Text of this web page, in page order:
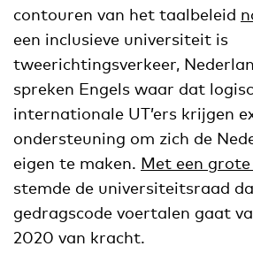
contouren van het taalbeleid
een inclusieve universiteit is
tweerichtingsverkeer,
spreken Engels waar dat
internationale UT’ers krijgen
ondersteuning om zich de
eigen te maken. Met een
stemde de universiteitsraad
gedragscode voertalen gaat
2020 van kracht.